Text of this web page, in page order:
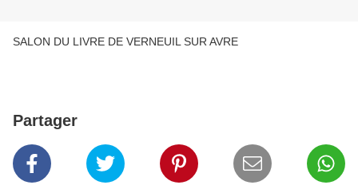
SALON DU LIVRE DE VERNEUIL SUR AVRE
Partager